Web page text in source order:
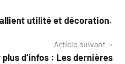
utilité et décoration.
Article suivant
plus d’infos : Les dernières